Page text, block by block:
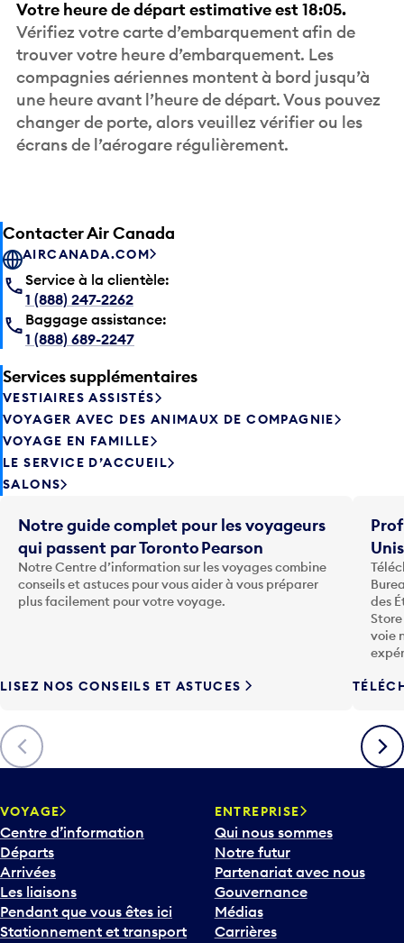
Vérifiez votre carte d’embarquement afin de
trouver votre heure d’embarquement. Les
compagnies aériennes montent à bord jusqu’à
une heure avant l’heure de départ. Vous pouvez
changer de porte, alors veuillez vérifier ou les
écrans de l’aérogare régulièrement.
AIRCANADA.COM
Service à la clientèle:
1 (888) 247-2262
Baggage assistance:
1 (888) 689-2247
VESTIAIRES ASSISTÉS
VOYAGER AVEC DES ANIMAUX DE COMPAGNIE
VOYAGE EN FAMILLE
LE SERVICE D’ACCUEIL
SALONS
qui passent par Toronto Pearson
Notre Centre d’information sur les voyages combine
conseils et astuces pour vous aider à vous préparer
plus facilement pour votre voyage.
des
voie
Centre d’information
Départs
Arrivées
Les liaisons
Pendant que vous êtes ici
Stationnement et transport
Accessibilité
Qui nous sommes
Notre futur
Partenariat avec nous
Gouvernance
Médias
Carrières
L’emploi à Pearson